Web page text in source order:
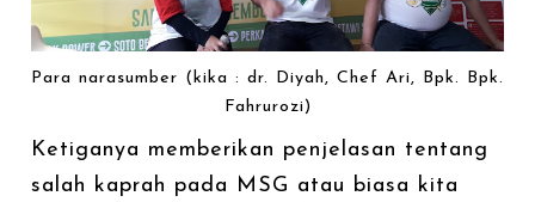
Para narasumber (kika : dr. Diyah, Chef Ari, Bpk. Bpk.
Fahrurozi)
Ketiganya memberikan penjelasan tentang
salah kaprah pada MSG atau biasa kita